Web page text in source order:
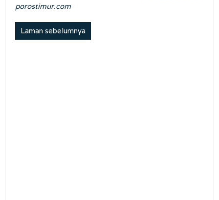
porostimur.com
Laman sebelumnya